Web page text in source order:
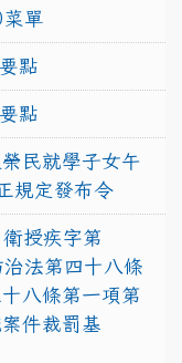
單
點
點
民就學子女午
規定發布令
授疾字第
法第四十八條
八條第一項第
件裁罰基